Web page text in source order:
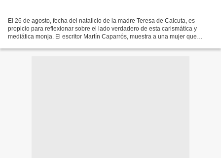
El 26 de agosto, fecha del natalicio de la madre Teresa de Calcuta, es
propicio para reflexionar sobre el lado verdadero de esta carismática y
mediática monja. El escritor Martín Caparrós, muestra a una mujer que